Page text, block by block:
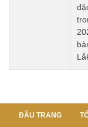
ĐẦU TRANG